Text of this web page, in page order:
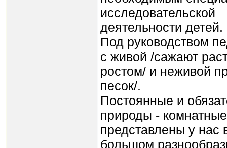
исследовательской
деятельности детей.
Под руководством
с живой /сажают
ростом/ и нежи­вой
песок/.
Постоянные и
природы -
представлены у нас
большом